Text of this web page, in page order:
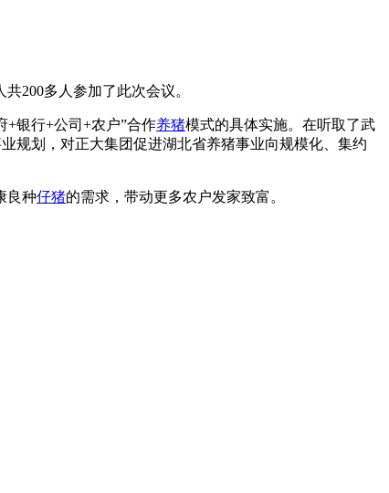
200多人参加了此次会议。
+银行+公司+农户”合作养猪模式的具体实施。在听取了武
规划，对正大集团促进湖北省养猪事业向规模化、集约
良种仔猪的需求，带动更多农户发家致富。